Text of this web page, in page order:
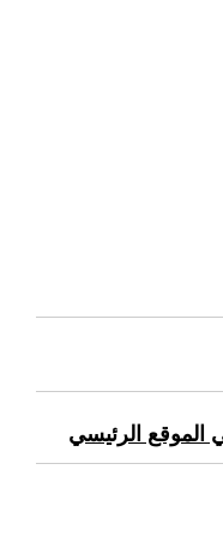
الموقع الرئيسي